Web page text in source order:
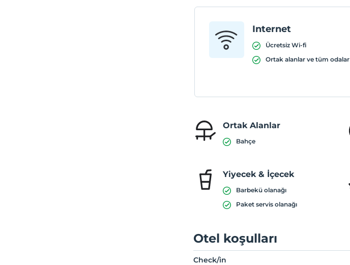
Internet
Ücretsiz Wi-fi
Ortak alanlar ve tüm odalar
Ortak Alanlar
Bahçe
Yiyecek & İçecek
Barbekü olanağı
Paket servis olanağı
Otel koşulları
Check/in